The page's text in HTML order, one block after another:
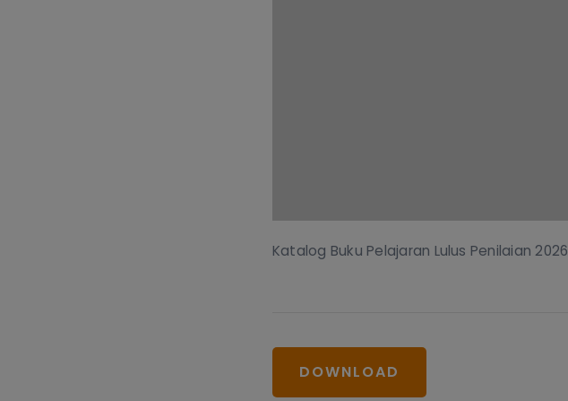
Katalog Buku Pelajaran Lulus Penilaian 2026
DOWNLOAD